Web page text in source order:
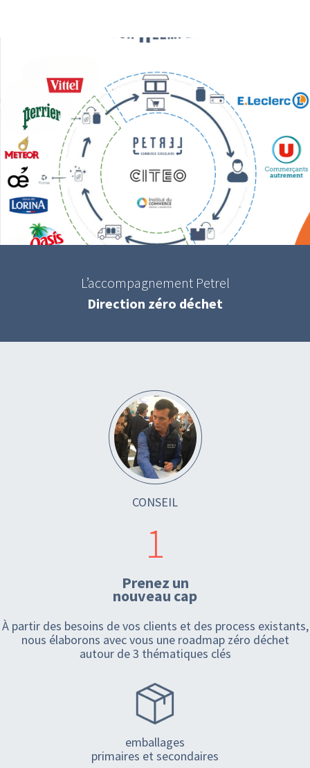
L’accompagnement Petrel
Direction zéro déchet
CONSEIL
1
Prenez un
nouveau cap
À partir des besoins de vos clients et des process existants,
nous élaborons avec vous une roadmap zéro déchet
autour de 3 thématiques clés
emballages
primaires et secondaires